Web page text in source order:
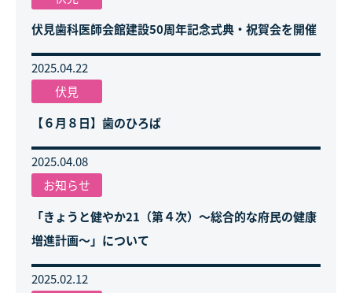
伏見歯科医師会館建設50周年記念式典・祝賀会を開催
2025.04.22
伏見
【６月８日】歯のひろば
2025.04.08
お知らせ
「きょうと健やか21（第４次）～総合的な府民の健康
増進計画～」について
2025.02.12